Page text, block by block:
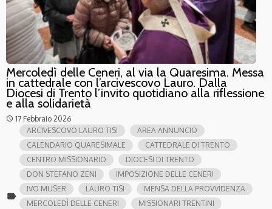
Mercoledì delle Ceneri, al via la Quaresima. Messa
in cattedrale con l’arcivescovo Lauro. Dalla
Diocesi di Trento l’invito quotidiano alla riflessione
e alla solidarietà
access_time 17 Febbraio 2026
label
ARCIVESCOVO LAURO TISI
AREA ANNUNCIO
CALENDARIO QUARESIMALE
CATTEDRALE DI TRENTO
CENTRO MISSIONARIO
DIOCESI DI TRENTO
DON STEFANO ZENI
IMPOSIZIONE DELLE CENERI
IVO MUSER
LAURO TISI
MENSA DELLA PROVVIDENZA
MERCOLEDÌ DELLE CENERI
MISSIONARI TRENTINI